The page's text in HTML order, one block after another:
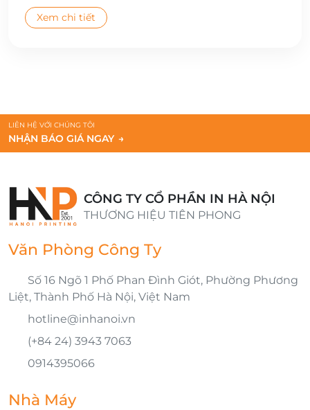
Đặc biệt, lịch treo tường in theo yêu cầu còn là công
cụ quảng bá thương hiệu hiệu quả, được nhiều doanh
Xem chi tiết
LIÊN HỆ VỚI CHÚNG TÔI
NHẬN BÁO GIÁ NGAY →
CÔNG TY CỔ PHẦN IN HÀ NỘI
THƯƠNG HIỆU TIÊN PHONG
Văn Phòng Công Ty
Số 16 Ngõ 1 Phố Phan Đình Giót, Phường Phương
Liệt, Thành Phố Hà Nội, Việt Nam
hotline@inhanoi.vn
(+84 24) 3943 7063
0914395066
Nhà Máy